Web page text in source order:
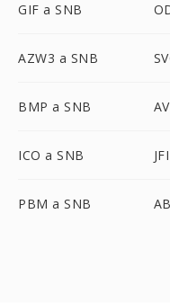
GIF a SNB
AZW3 a SNB
BMP a SNB
ICO a SNB
PBM a SNB